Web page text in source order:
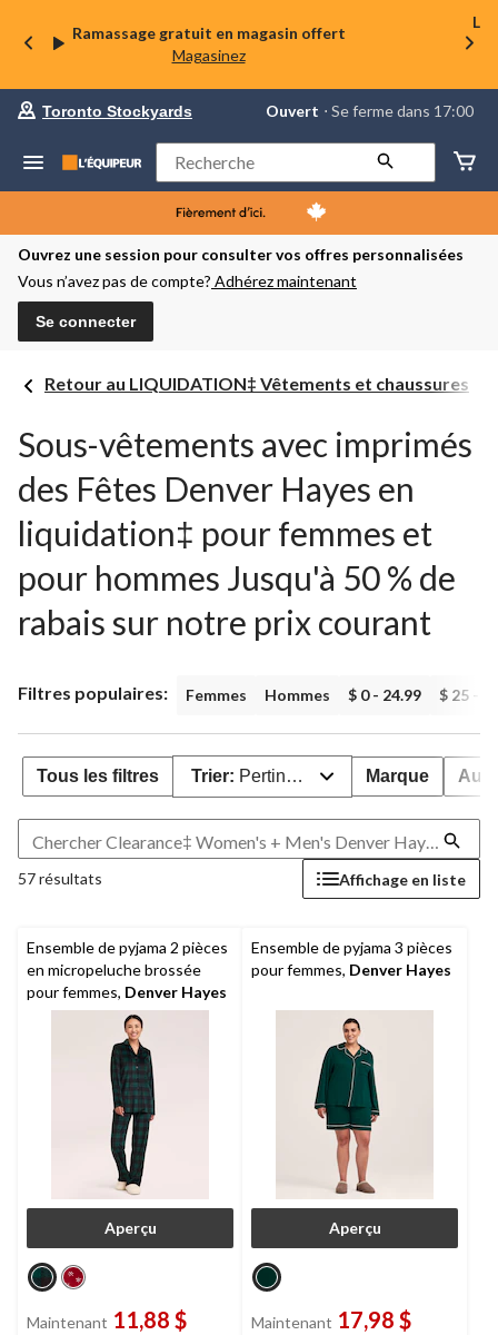
Ramassage gratuit en magasin offert
Magasinez
La
votre
préféré
Toronto
Stockyards,
courament
Ouvert,
Se
dans
changer
Toronto Stockyards Ouvert ⋅ Se ferme dans 17:00
Rechercher
Ouvrez une session pour consulter vos offres personnalisées
Vous n’avez pas de compte? Adhérez maintenant
Se connecter
Retour au LIQUIDATION‡ Vêtements et chaussures
Sous-vêtements avec imprimés
des Fêtes Denver Hayes en
liquidation‡ pour femmes et
pour hommes Jusqu'à 50 % de
rabais sur notre prix courant
Filtres populaires: Femmes Hommes $ 0 - 24.99 $ 25 -
Tous les filtres Trier: Pertinence Marque
57 résultats Affichage en liste
Ensemble de pyjama 2 pièces
en micropeluche brossée
pour femmes, Denver Hayes
Aperçu
Maintenant 11,88 $
Ensemble de pyjama 3 pièces
pour femmes, Denver Hayes
Aperçu
Maintenant 17,98 $